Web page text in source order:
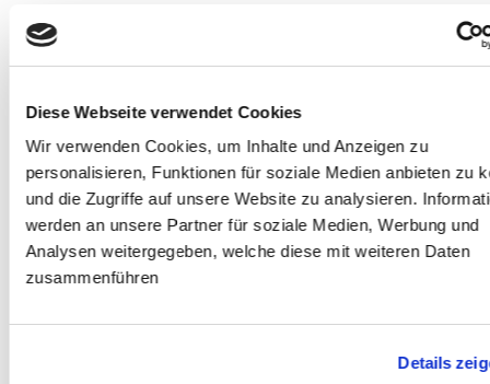
Diese Webseite verwendet Cookies
Wir verwenden Cookies, um Inhalte und Anzeigen zu
personalisieren, Funktionen für soziale Medien anbieten zu
und die Zugriffe auf unsere Website zu analysieren.
werden an unsere Partner für soziale Medien, Werbung und
Analysen weitergegeben, welche diese mit weiteren Daten
zusammenführen
Details
Onlinepräsenzen in sozialen Medien
Kunden, Interessenten und Nutzern kommunizieren und
Beim Aufruf der jeweiligen Netzwerke und Plattformen
gelten die Geschäftsbedingungen und die
Datenverarbeitungsrichtlinien deren jeweiligen Betreiber.
Soweit nicht anders im Rahmen unserer
Datenschutzerklärung angegeben, verarbeiten wird die
Daten der Nutzer sofern diese mit uns innerhalb der
Beiträge auf unseren Onlinepräsenzen verfassen oder uns